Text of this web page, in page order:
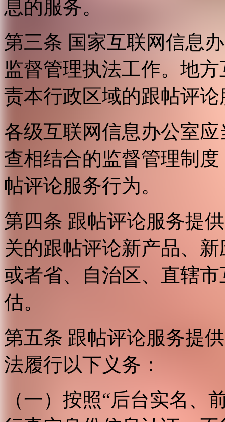
息的服务。
第三条 国家互联网信息
监督管理执法工作。地
责本行政区域的跟帖评
各级互联网信息办公室
查相结合的监督管理制
帖评论服务行为。
第四条 跟帖评论服务提
关的跟帖评论新产品、
或者省、自治区、直辖
估。
第五条 跟帖评论服务提
法履行以下义务：
（一）按照“后台实名、